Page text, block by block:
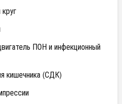
ПОН и инфекционный
кишечника (СДК)